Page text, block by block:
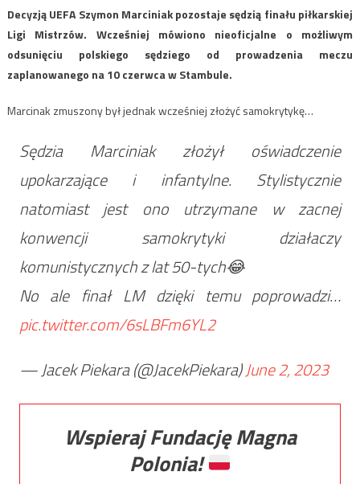
Decyzją UEFA Szymon Marciniak pozostaje sędzią finału piłkarskiej
Ligi Mistrzów. Wcześniej mówiono nieoficjalne o możliwym
odsunięciu polskiego sędziego od prowadzenia meczu
zaplanowanego na 10 czerwca w Stambule.
Marcinak zmuszony był jednak wcześniej złożyć samokrytykę…
Sędzia Marciniak złożył oświadczenie
upokarzające i infantylne. Stylistycznie
natomiast jest ono utrzymane w zacnej
konwencji samokrytyki działaczy
komunistycznych z lat 50-tych😂
No ale finał LM dzięki temu poprowadzi…
pic.twitter.com/6sLBFm6YL2
— Jacek Piekara (@JacekPiekara)June 2, 2023
Wspieraj Fundację Magna
Polonia!